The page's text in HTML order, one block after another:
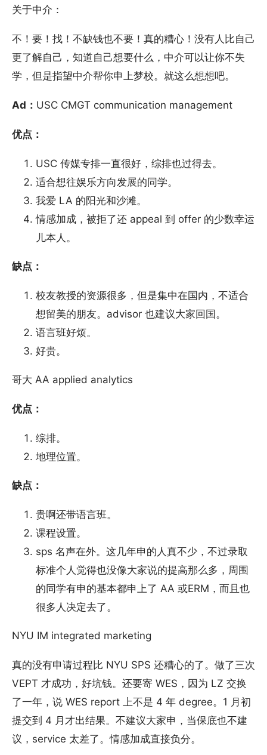
关于中介：
不！要！找！不缺钱也不要！真的糟心！没有人比自己
更了解自己，知道自己想要什么，中介可以让你不失
学，但是指望中介帮你申上梦校。就这么想想吧。
Ad： USC CMGT communication management
优点：
USC 传媒专排一直很好，综排也过得去。
适合想往娱乐方向发展的同学。
我爱 LA 的阳光和沙滩。
情感加成，被拒了还 appeal 到 offer 的少数幸运
儿本人。
缺点：
校友教授的资源很多，但是集中在国内，不适合
想留美的朋友。advisor 也建议大家回国。
语言班好烦。
好贵。
哥大 AA applied analytics
优点：
综排。
地理位置。
缺点：
贵啊还带语言班。
课程设置。
sps 名声在外。这几年申的人真不少，不过录取
标准个人觉得也没像大家说的提高那么多，周围
的同学有申的基本都申上了 AA 或ERM，而且也
很多人决定去了。
NYU IM integrated marketing
真的没有申请过程比 NYU SPS 还糟心的了。做了三次
VEPT 才成功，好坑钱。还要寄 WES，因为 LZ 交换
了一年，说 WES report 上不是 4 年 degree。1 月初
提交到 4 月才出结果。不建议大家申，当保底也不建
议，service 太差了。情感加成直接负分。